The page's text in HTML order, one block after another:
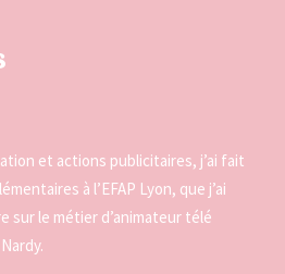
et actions publicitaires, j’ai fait
à l’EFAP Lyon, que j’ai
sur le métier d’animateur télé